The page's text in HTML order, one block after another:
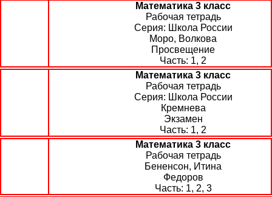
Математика 3 класс
Рабочая тетрадь
Школа России
Моро, Волкова
Просвещение
1, 2
Математика 3 класс
Рабочая тетрадь
Школа России
Кремнева
Экзамен
1, 2
Математика 3 класс
Рабочая тетрадь
Бененсон, Итина
Федоров
1, 2, 3